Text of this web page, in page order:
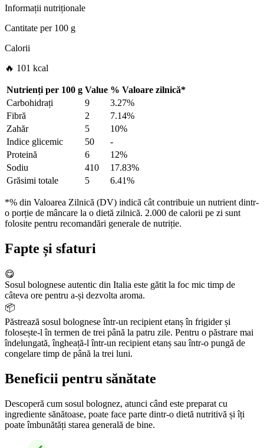
Informații nutriționale
Cantitate per100 g
Calorii
🔥 101 kcal
Nutrienți per 100 g Value % Valoare zilnică*
Carbohidrați
9
3.27%
Fibră
2
7.14%
Zahăr
5
10%
Indice glicemic
50
-
Proteină
6
12%
Sodiu
410
17.83%
Grăsimi totale
5 6.41%
*% din Valoarea Zilnică (DV) indică cât contribuie un nutrient dintr-
o porție de mâncare la o dietă zilnică. 2.000 de calorii pe zi sunt
folosite pentru recomandări generale de nutriție.
Fapte și sfaturi
😋
Sosul bolognese autentic din Italia este gătit la foc mic timp de
câteva ore pentru a-și dezvolta aroma.
📦
Păstrează sosul bolognese într-un recipient etanș în frigider și
folosește-l în termen de trei până la patru zile. Pentru o păstrare mai
îndelungată, îngheață-l într-un recipient etanș sau într-o pungă de
congelare timp de până la trei luni.
Beneficii pentru sănătate
Descoperă cum sosul bolognez, atunci când este preparat cu
ingrediente sănătoase, poate face parte dintr-o dietă nutritivă și îți
poate îmbunătăți starea generală de bine.